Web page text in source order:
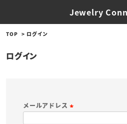
Jewelry
TOP ログイン
ログイン
メールアドレス